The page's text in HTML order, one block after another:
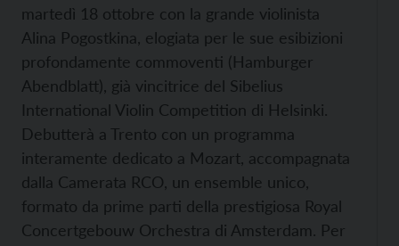
martedì 18 ottobre con la grande violinista
Alina Pogostkina, elogiata per le sue esibizioni
profondamente commoventi (Hamburger
Abendblatt), già vincitrice del Sibelius
International Violin Competition di Helsinki.
Debutterà a Trento con un programma
interamente dedicato a Mozart, accompagnata
dalla Camerata RCO, un ensemble unico,
formato da prime parti della prestigiosa Royal
Concertgebouw Orchestra di Amsterdam. Per